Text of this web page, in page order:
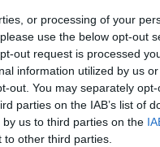
or processing of your
use the below opt-out
out request is processed
information utilized by us
out. You may separately
parties on the IAB’s list of
us to third parties on the
other third parties.
Kom ihåg mig
Glömt ditt lösenord?
Få ny aktiveringslänk
Betapet är gratis!